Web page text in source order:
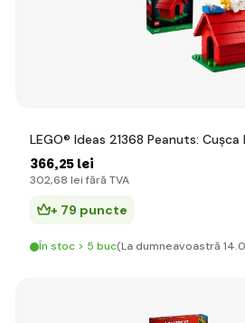
LEGO® Ideas 21368 Peanuts:
366,25 lei
302,68 lei fără TVA
+ 79 puncte
În stoc > 5 buc(La dumneavoastră